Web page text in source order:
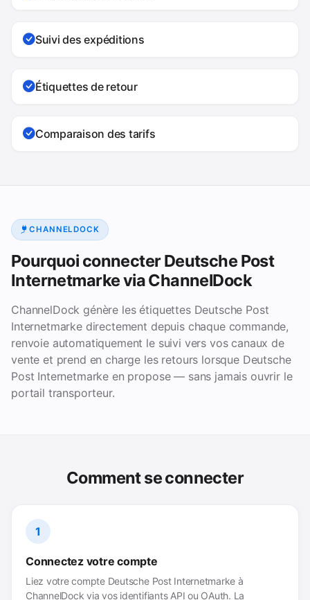
Suivi des expéditions
Étiquettes de retour
Comparaison des tarifs
CHANNELDOCK
Pourquoi connecter Deutsche Post
Internetmarke via ChannelDock
ChannelDock génère les étiquettes Deutsche Post
Internetmarke directement depuis chaque commande,
renvoie automatiquement le suivi vers vos canaux de
vente et prend en charge les retours lorsque Deutsche
Post Internetmarke en propose — sans jamais ouvrir le
portail transporteur.
Comment se connecter
1
Connectez votre compte
Liez votre compte Deutsche Post Internetmarke à
ChannelDock via vos identifiants API ou OAuth. La